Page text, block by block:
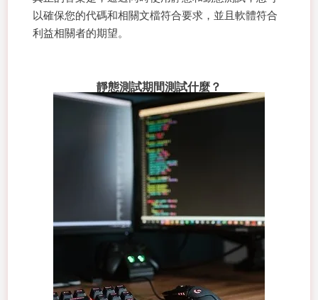
以確保您的代碼和相關文檔符合要求，並且軟體符合
利益相關者的期望。
靜態測試期間測試什麼？